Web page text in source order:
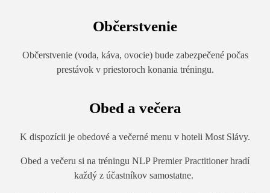
Občerstvenie
Občerstvenie (voda, káva, ovocie) bude zabezpečené počas
prestávok v priestoroch konania tréningu.
Obed a večera
K dispozícii je obedové a večerné menu v hoteli Most Slávy.
Obed a večeru si na tréningu NLP Premier Practitioner hradí
každý z účastníkov samostatne.